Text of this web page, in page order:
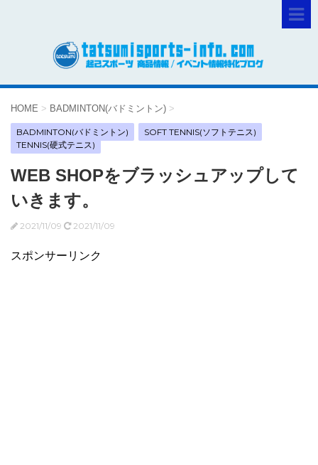
HOME > BADMINTON(バドミントン) >
BADMINTON(バドミントン)
SOFT TENNIS(ソフトテニス)
TENNIS(硬式テニス)
WEB SHOPをブラッシュアップして
いきます。
2021/11/09 2021/11/09
スポンサーリンク